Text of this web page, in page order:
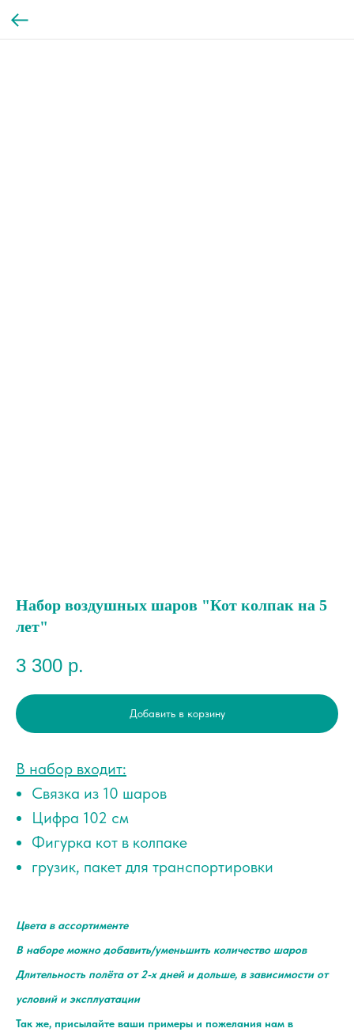
Набор воздушных шаров "Кот колпак на 5
лет"
3 300 р.
Добавить в корзину
В набор входит:
Связка из 10 шаров
Цифра 102 см
Фигурка кот в колпаке
грузик, пакет для транспортировки
Цвета в ассортименте
В наборе можно добавить/уменьшить количество шаров
Длительность полёта от 2-х дней и дольше, в зависимости от
условий и эксплуатации
Так же, присылайте ваши примеры и пожелания нам в